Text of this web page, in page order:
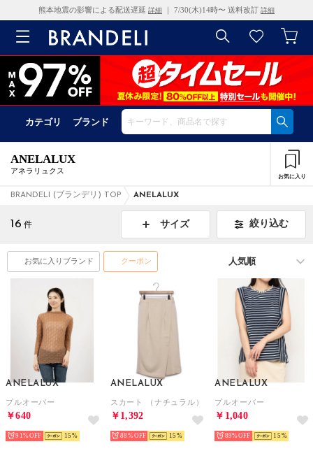
熊本地震の影響による配送遅延 詳細 ｜ 7/30(木)14時〜 送料改訂 詳細
カテゴリ ブランド
ANELALUX
アネラリュクス
お気に入り
BRANDELI (ブランデリ) TOP ANELALUX
16 件 サイズ 絞り込む
お気に入りブランド クーポン
ANELALUX
プルオーバー
￥640
91% 15
ANELALUX
スカート （ナチュラル）
￥1,392
88% 15
ANELALUX
プルオーバー
￥1,040
89% 15